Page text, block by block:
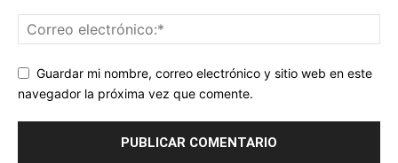
Guardar mi nombre, correo electrónico y sitio web en este
navegador la próxima vez que comente.